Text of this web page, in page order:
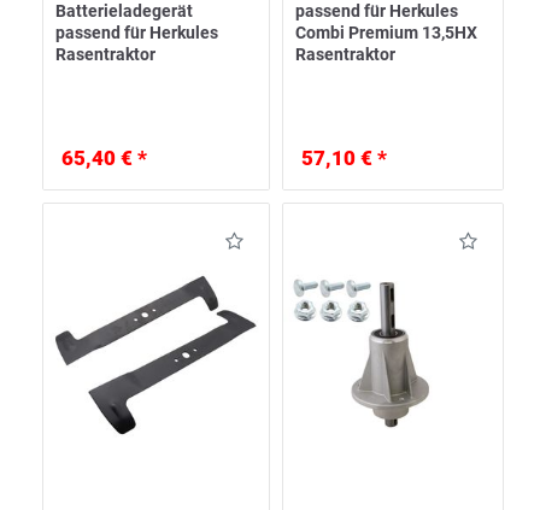
Batterieladegerät
passend für Herkules
Rasentraktor
65,40 € *
passend für Herkules
Combi Premium 13,5HX
Rasentraktor
57,10 € *